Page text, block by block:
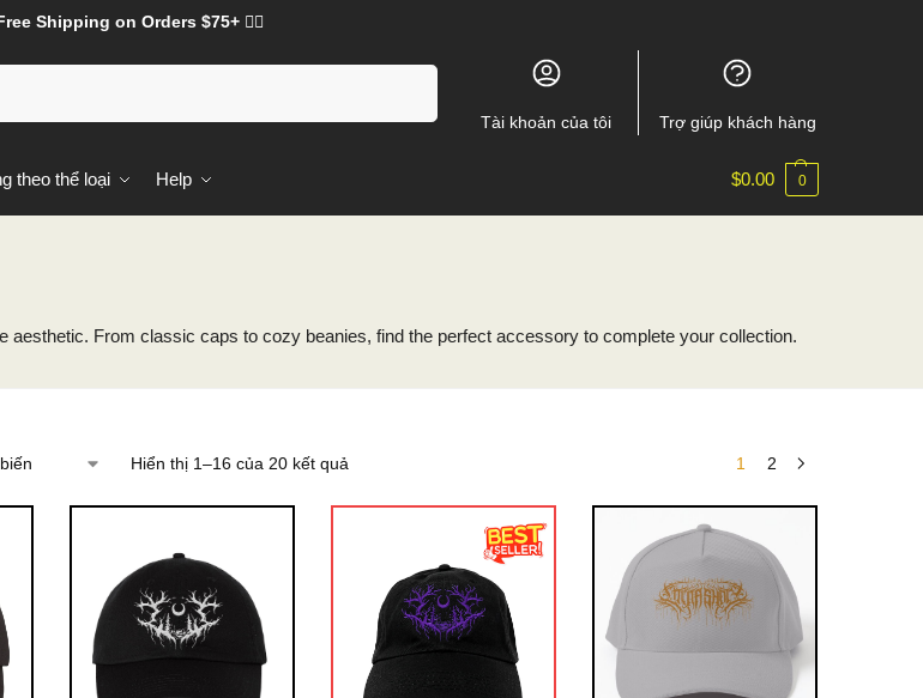
Free Shipping on Orders $75+ ❤️‍🔥
Tài khoản của tôi Trợ giúp khách hàng
theo thể loại Help $0.00 0
aesthetic. From classic caps to cozy beanies, find the perfect accessory to complete your collection.
Hiển thị 1–16 của 20 kết quả 1 2